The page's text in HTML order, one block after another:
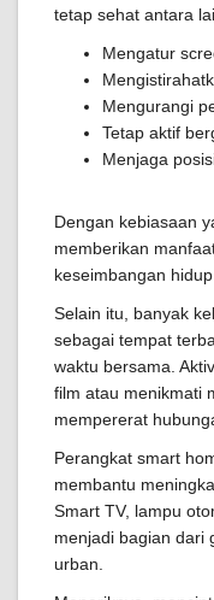
tetap sehat antara
Mengatur
Mengurangi
Tetap aktif
Menjaga
Dengan kebiasaan
memberikan
keseimbangan
Selain itu, banyak
sebagai tempat
waktu bersama.
film atau menikmati
mempererat
Perangkat smart
membantu
Smart TV, lampu
menjadi bagian dari
urban.